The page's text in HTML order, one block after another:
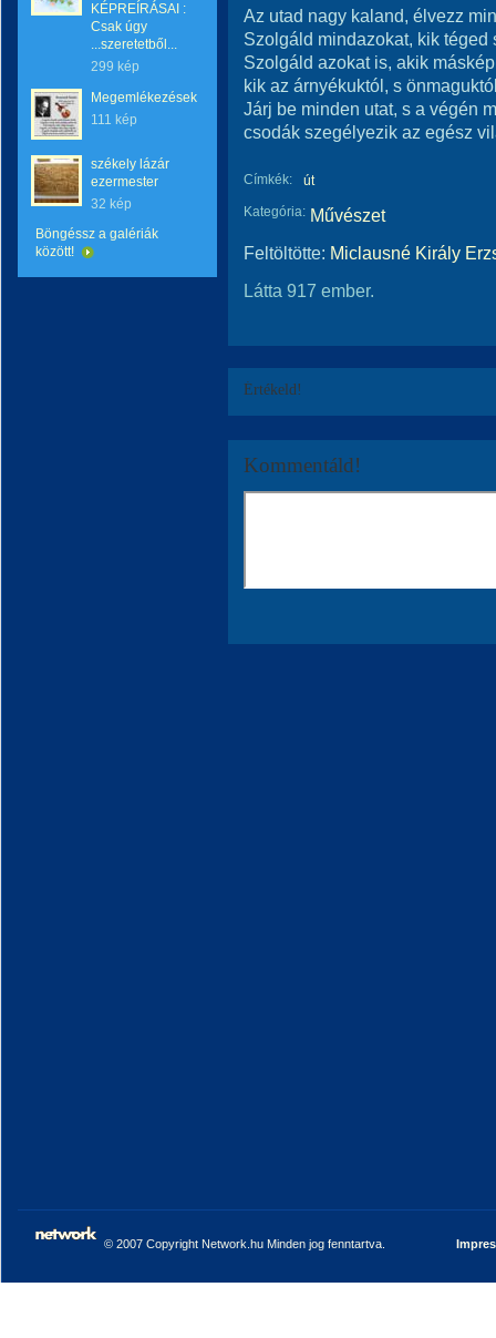
KÉPREÍRÁSAI :
Csak úgy
...szeretetből...
299 kép
Megemlékezések
111 kép
székely lázár
ezermester
32 kép
Böngéssz a galériák
között!
Az utad nagy kaland, élvezz
Szolgáld mindazokat, kik téged
Szolgáld azokat is, akik
kik az árnyékuktól, s
Járj be minden utat, s a végén
csodák szegélyezik az egész
Címkék:
út
Kategória: Művészet
Feltöltötte: Miclausné Király
Látta 917 ember.
Értékeld!
Kommentáld!
© 2007 Copyright Network.hu Minden jog fenntartva.